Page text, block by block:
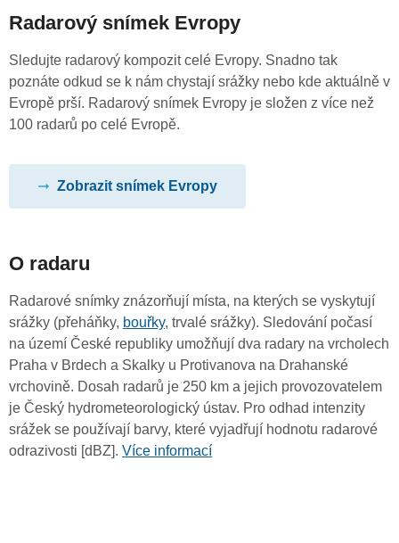
Radarový snímek Evropy
Sledujte radarový kompozit celé Evropy. Snadno tak
poznáte odkud se k nám chystají srážky nebo kde aktuálně v
Evropě prší. Radarový snímek Evropy je složen z více než
100 radarů po celé Evropě.
Zobrazit snímek Evropy
O radaru
Radarové snímky znázorňují místa, na kterých se vyskytují
srážky (přeháňky, bouřky, trvalé srážky). Sledování počasí
na území České republiky umožňují dva radary na vrcholech
Praha v Brdech a Skalky u Protivanova na Drahanské
vrchovině. Dosah radarů je 250 km a jejich provozovatelem
je Český hydrometeorologický ústav. Pro odhad intenzity
srážek se používají barvy, které vyjadřují hodnotu radarové
odrazivosti [dBZ]. Více informací